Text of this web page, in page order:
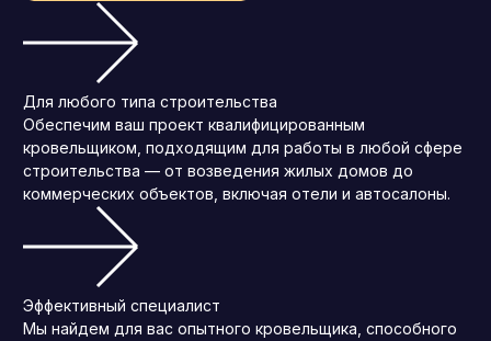
Для любого типа строительства
Обеспечим ваш проект квалифицированным
кровельщиком, подходящим для работы в любой сфере
строительства — от возведения жилых домов до
коммерческих объектов, включая отели и автосалоны.
Эффективный специалист
Мы найдем для вас опытного кровельщика, способного